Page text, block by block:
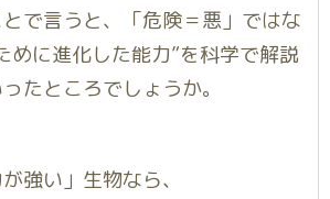
で言うと、「危険＝悪」ではな
めに進化した能力”を科学で解説
たところでしょうか。
強い」生物なら、